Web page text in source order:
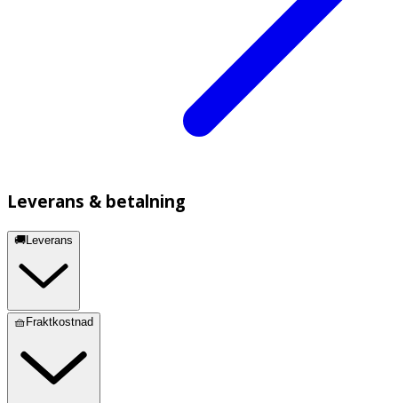
Leverans & betalning
🚚Leverans
🧺Fraktkostnad